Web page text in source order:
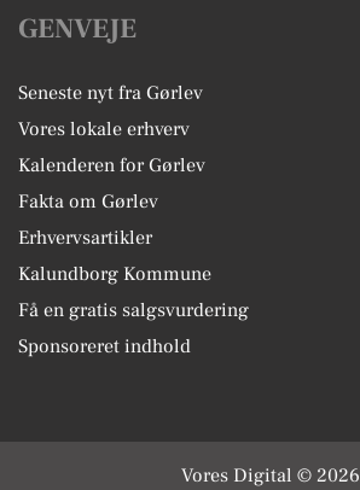
GENVEJE
Seneste nyt fra Gørlev
Vores lokale erhverv
Kalenderen for Gørlev
Fakta om Gørlev
Erhvervsartikler
Kalundborg Kommune
Få en gratis salgsvurdering
Sponsoreret indhold
Vores Digital © 2026